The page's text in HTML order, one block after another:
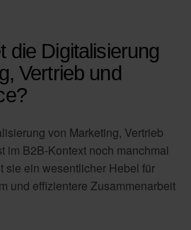
die Digitalisierung
Vertrieb und
von Marketing, Vertrieb
im B2B-Kontext noch manchmal
sie ein wesentlicher Hebel für
und effizientere Zusammenarbeit